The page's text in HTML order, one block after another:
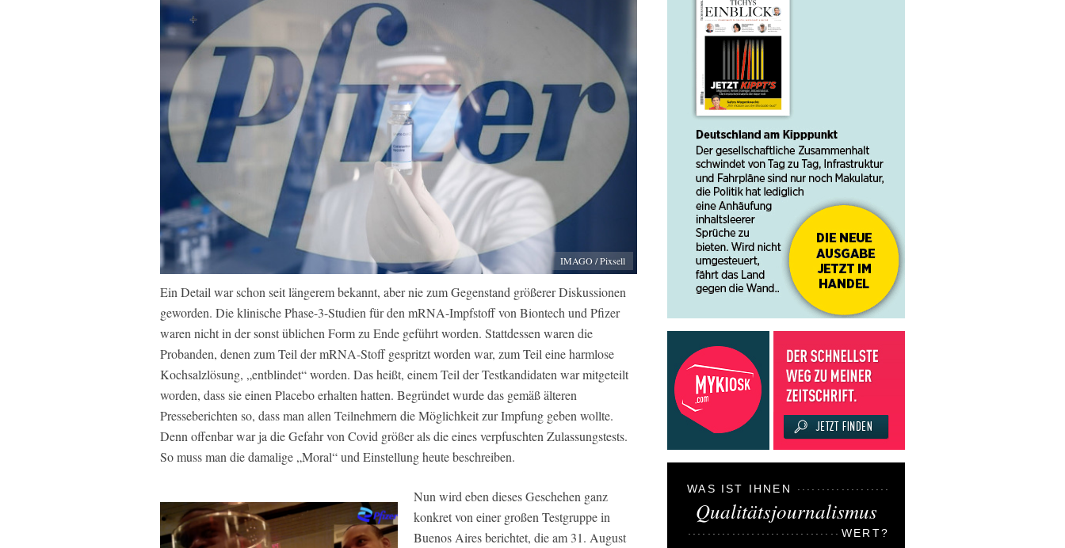
IMAGO / Pixsell
Ein Detail war schon seit längerem bekannt, aber nie zum Gegenstand größerer Diskussionen
geworden. Die klinische Phase-3-Studien für den mRNA-Impfstoff von Biontech und Pfizer
waren nicht in der sonst üblichen Form zu Ende geführt worden. Stattdessen waren die
Probanden, denen zum Teil der mRNA-Stoff gespritzt worden war, zum Teil eine harmlose
Kochsalzlösung, „entblindet“ worden. Das heißt, einem Teil der Testkandidaten war mitgeteilt
worden, dass sie einen Placebo erhalten hatten. Begründet wurde das gemäß älteren
Presseberichten so, dass man allen Teilnehmern die Möglichkeit zur Impfung geben wollte.
Denn offenbar war ja die Gefahr von Covid größer als die eines verpfuschten Zulassungstests.
So muss man die damalige „Moral“ und Einstellung heute beschreiben.
Nun wird eben dieses Geschehen ganz
konkret von einer großen Testgruppe in
Buenos Aires berichtet, die am 31. August
WAS IST IHNEN
Qualitätsjournalismus
WERT?